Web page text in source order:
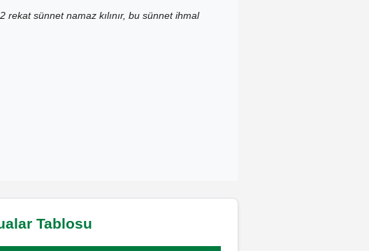
rekat sünnet namaz kılınır, bu sünnet ihmal
Tablosu